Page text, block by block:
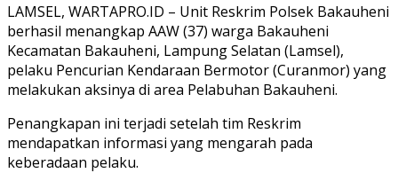
LAMSEL, WARTAPRO.ID – Unit Reskrim Polsek Bakauheni
berhasil menangkap AAW (37) warga Bakauheni
Kecamatan Bakauheni, Lampung Selatan (Lamsel),
pelaku Pencurian Kendaraan Bermotor (Curanmor) yang
melakukan aksinya di area Pelabuhan Bakauheni.
Penangkapan ini terjadi setelah tim Reskrim
mendapatkan informasi yang mengarah pada
keberadaan pelaku.